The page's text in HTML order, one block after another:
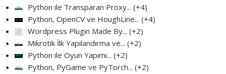
Python ile Transparan Proxy... +4
Python, OpenCV ve HoughLine... +4
Wordpress Plugin Made By... +2
Mikrotik İlk Yapılandırma ve... +2
Python ile Oyun Yapımı... +2
Python, PyGame ve PyTorch... +2